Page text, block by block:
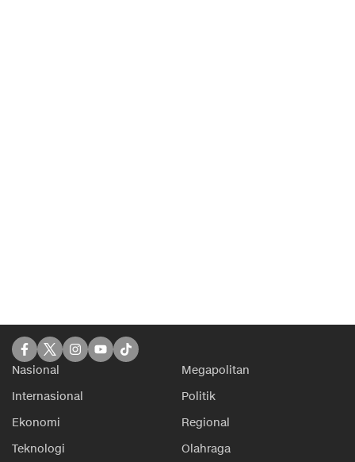
Nasional
Megapolitan
Internasional
Politik
Ekonomi
Regional
Teknologi
Olahraga